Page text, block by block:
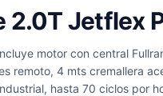
2.0T Jetflex
motor con central
remoto, 4 mts cremallera
hasta 70 ciclos por